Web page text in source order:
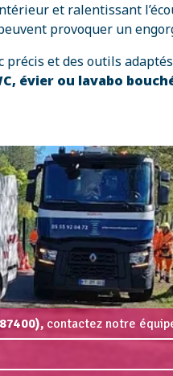
et ralentissant
provoquer un
et des outils
évier ou lavabo
contactez notre